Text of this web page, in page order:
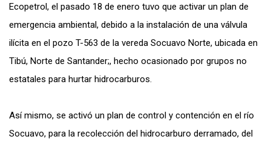
Ecopetrol, el pasado 18 de enero tuvo que activar un plan de
emergencia ambiental, debido a la instalación de una válvula
ilícita en el pozo T-563 de la vereda Socuavo Norte, ubicada en
Tibú, Norte de Santander;, hecho ocasionado por grupos no
estatales para hurtar hidrocarburos.
Así mismo, se activó un plan de control y contención en el río
Socuavo, para la recolección del hidrocarburo derramado, del